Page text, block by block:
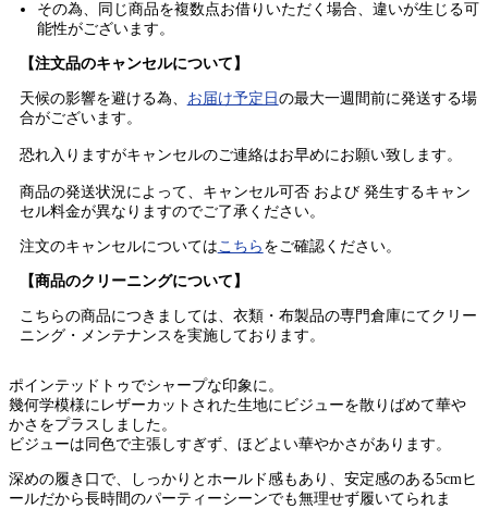
その為、同じ商品を複数点お借りいただく場合、違いが生じる可
能性がございます。
【注文品のキャンセルについて】
天候の影響を避ける為、 お届け予定日 の最大一週間前に発送する場
合がございます。
恐れ入りますがキャンセルのご連絡はお早めにお願い致します。
商品の発送状況によって、キャンセル可否 および 発生するキャン
セル料金が異なりますのでご了承ください。
注文のキャンセルについてはこちら をご確認ください。
【商品のクリーニングについて】
こちらの商品につきましては、衣類・布製品の専門倉庫にてクリー
ニング・メンテナンスを実施しております。
ポインテッドトゥでシャープな印象に。
幾何学模様にレザーカットされた生地にビジューを散りばめて華や
かさをプラスしました。
ビジューは同色で主張しすぎず、ほどよい華やかさがあります。
深めの履き口で、しっかりとホールド感もあり、安定感のある5cmヒ
ールだから長時間のパーティーシーンでも無理せず履いてられま